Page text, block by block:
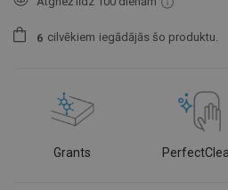
6 cilvēkiem iegādājās šo produktu.
Grants